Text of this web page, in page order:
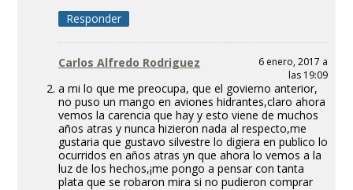
Responder
Carlos Alfredo Rodriguez
6 enero, 2017 a
las 19:09
a mi lo que me preocupa, que el govierno anterior,
no puso un mango en aviones hidrantes,claro ahora
vemos la carencia que hay y esto viene de muchos
años atras y nunca hizieron nada al respecto,me
gustaria que gustavo silvestre lo digiera en publico lo
ocurridos en años atras yn que ahora lo vemos a la
luz de los hechos,¡me pongo a pensar con tanta
plata que se robaron mira si no pudieron comprar